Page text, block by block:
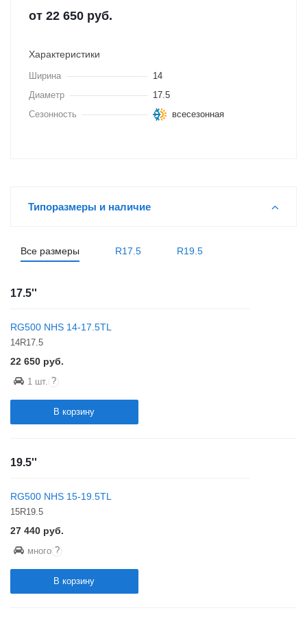
от 22 650 руб.
Характеристики
Ширина
14
Диаметр
17.5
Сезонность
всесезонная
Типоразмеры и наличие
Все размеры R17.5 R19.5
17.5''
RG500 NHS 14-17.5TL
14R17.5
22 650 руб.
1 шт. ?
В корзину
19.5''
RG500 NHS 15-19.5TL
15R19.5
27 440 руб.
много ?
В корзину